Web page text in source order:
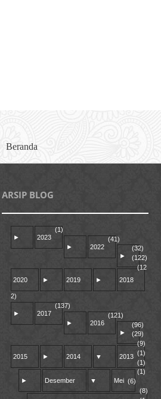
Beranda
ARSIP BLOG
► 2023
(1)
► 2022
(41)
►
2020
(32)
► 2019
(122)
► 2018
(12
2)
► 2017
(137)
► 2016
(121)
►
2015
(96)
► 2014
(29)
▼ 2013
(9)
► Desember
(1)
▼ Mei
(1)
(1)
(6)
(8)